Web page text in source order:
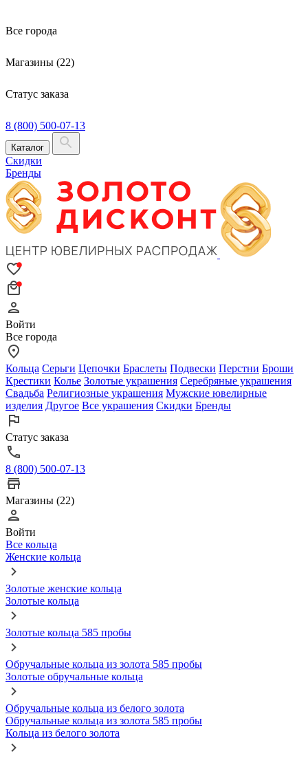
Все города
Магазины (22)
Статус заказа
8 (800) 500-07-13
Каталог
Скидки
Бренды
Войти
Все города
Кольца Серьги Цепочки Браслеты Подвески Перстни Броши
Крестики Колье Золотые украшения Серебряные украшения
Свадьба Религиозные украшения Мужские ювелирные
изделия Другое Все украшения Скидки Бренды
Статус заказа
8 (800) 500-07-13
Магазины (22)
Войти
Все кольца
Женские кольца
Золотые женские кольца
Золотые кольца
Золотые кольца 585 пробы
Обручальные кольца из золота 585 пробы
Золотые обручальные кольца
Обручальные кольца из белого золота
Обручальные кольца из золота 585 пробы
Кольца из белого золота